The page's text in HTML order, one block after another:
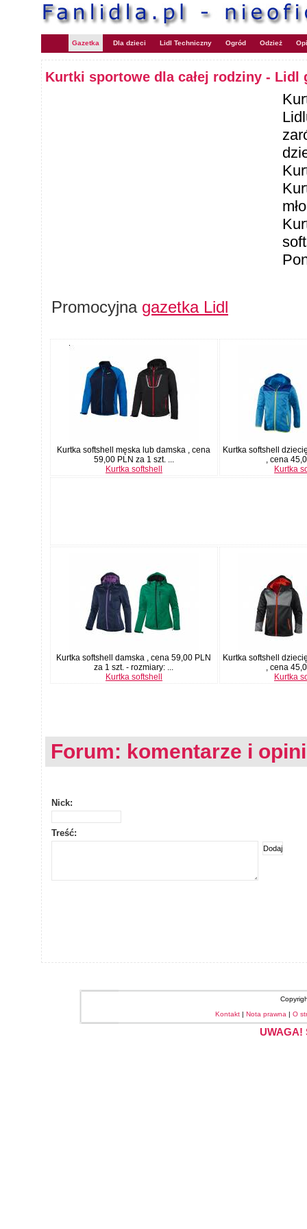
Gazetka Dla dzieci Lidl Techniczny Ogród Odzież
Kurtki sportowe dla całej rodziny - Lidl
Promocyjna gazetka Lidl
Kurtka softshell męska lub damska , cena
59,00 PLN za 1 szt. ...
Kurtka softshell
Kurtka softshell
, cena
Kurtka
Kurtka softshell damska , cena 59,00 PLN
za 1 szt. - rozmiary: ...
Kurtka softshell
Kurtka softshell
, cena
Kurtka
Forum: komentarze i
Nick:
Treść:
Kontakt | Nota prawna | O
UWAGA!